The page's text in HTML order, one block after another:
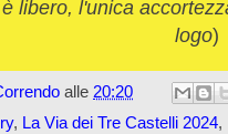
libero, l'unica
logo)
alle 20:20
, La Via dei Tre Castelli 2024,